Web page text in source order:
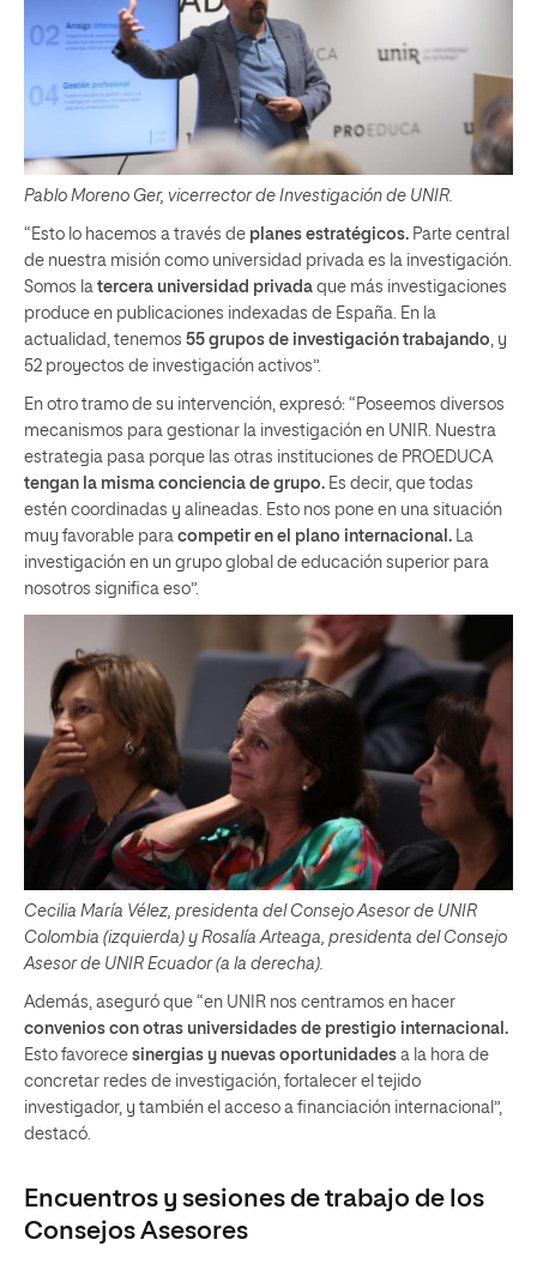
Pablo Moreno Ger, vicerrector de Investigación de UNIR.
“Esto lo hacemos a través de planes estratégicos. Parte central
de nuestra misión como universidad privada es la investigación.
Somos la tercera universidad privada que más investigaciones
produce en publicaciones indexadas de España. En la
actualidad, tenemos 55 grupos de investigación trabajando, y
52 proyectos de investigación activos”.
En otro tramo de su intervención, expresó: “Poseemos diversos
mecanismos para gestionar la investigación en UNIR. Nuestra
estrategia pasa porque las otras instituciones de PROEDUCA
tengan la misma conciencia de grupo. Es decir, que todas
estén coordinadas y alineadas. Esto nos pone en una situación
muy favorable para competir en el plano internacional. La
investigación en un grupo global de educación superior para
nosotros significa eso”.
Cecilia María Vélez, presidenta del Consejo Asesor de UNIR
Colombia (izquierda) y Rosalía Arteaga, presidenta del Consejo
Asesor de UNIR Ecuador (a la derecha).
Además, aseguró que “en UNIR nos centramos en hacer
convenios con otras universidades de prestigio internacional.
Esto favorece sinergias y nuevas oportunidades a la hora de
concretar redes de investigación, fortalecer el tejido
investigador, y también el acceso a financiación internacional”,
destacó.
Encuentros y sesiones de trabajo de los
Consejos Asesores